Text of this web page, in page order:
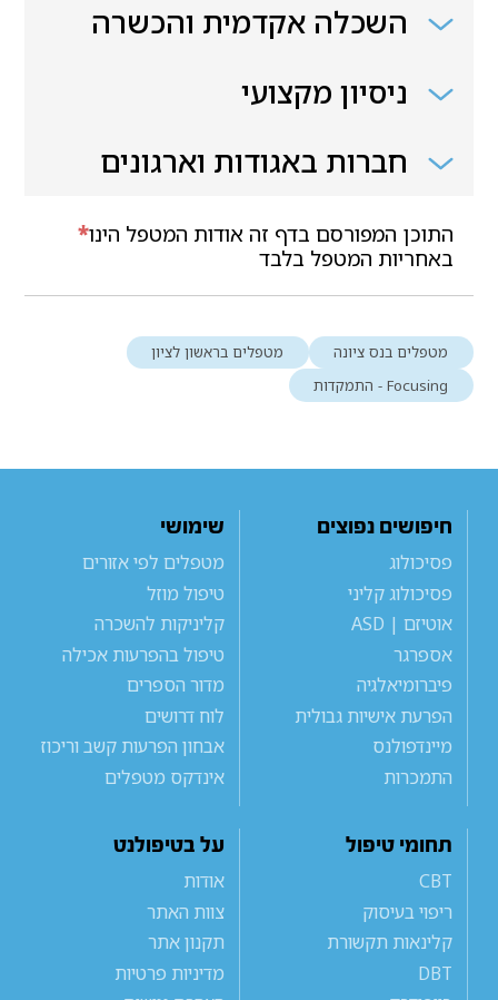
השכלה אקדמית והכשרה
ניסיון מקצועי
חברות באגודות וארגונים
*התוכן המפורסם בדף זה אודות המטפל הינו
באחריות המטפל בלבד
מטפלים בנס ציונה
מטפלים בראשון לציון
Focusing - התמקדות
חיפושים נפוצים
פסיכולוג
פסיכולוג קליני
אוטיזם | ASD
אספרגר
פיברומיאלגיה
הפרעת אישיות גבולית
מיינדפולנס
התמכרות
שימושי
מטפלים לפי אזורים
טיפול מוזל
קליניקות להשכרה
טיפול בהפרעות אכילה
מדור הספרים
לוח דרושים
אבחון הפרעות קשב וריכוז
אינדקס מטפלים
תחומי טיפול
CBT
ריפוי בעיסוק
קלינאות תקשורת
DBT
על בטיפולנט
אודות
צוות האתר
תקנון אתר
מדיניות פרטיות